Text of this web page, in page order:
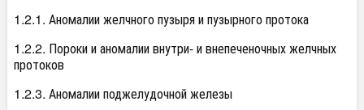
1.2.1. Аномалии желчного пузыря и пузырного протока
1.2.2. Пороки и аномалии внутри- и внепеченочных желчных
протоков
1.2.3. Аномалии поджелудочной железы